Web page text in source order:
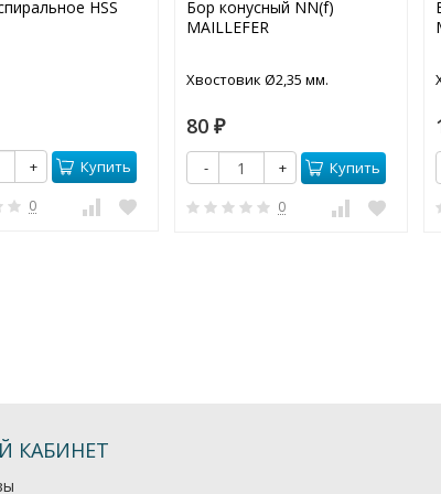
HSS
+ Купить
0
Бор конусный NN(f)
MAILLEFER
Хвостовик Ø2,35 мм.
80 ₽
- + Купить
0
КАБИНЕТ